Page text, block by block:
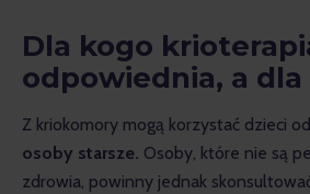
Dla kogo
odpowiednia, a dla
Z kriokomory mogą korzystać dzieci od
osoby starsze. Osoby, które nie są
zdrowia, powinny jednak